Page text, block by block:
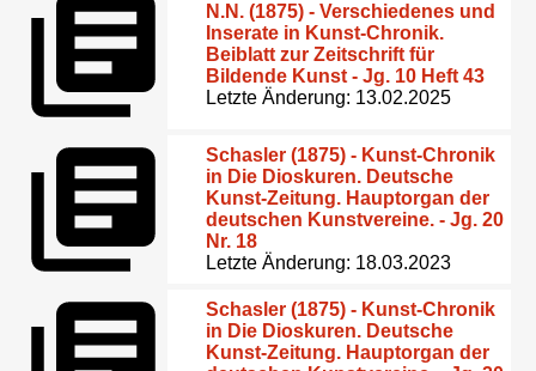
N.N. (1875) - Verschiedenes und
Inserate in Kunst-Chronik.
Beiblatt zur Zeitschrift für
Bildende Kunst - Jg. 10 Heft 43
Letzte Änderung: 13.02.2025
Schasler (1875) - Kunst-Chronik
in Die Dioskuren. Deutsche
Kunst-Zeitung. Hauptorgan der
deutschen Kunstvereine. - Jg. 20
Nr. 18
Letzte Änderung: 18.03.2023
Schasler (1875) - Kunst-Chronik
in Die Dioskuren. Deutsche
Kunst-Zeitung. Hauptorgan der